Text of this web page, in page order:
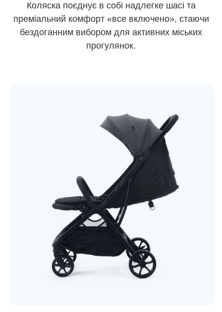
Коляска поєднує в собі надлегке шасі та
преміальний комфорт «все включено», стаючи
бездоганним вибором для активних міських
прогулянок.